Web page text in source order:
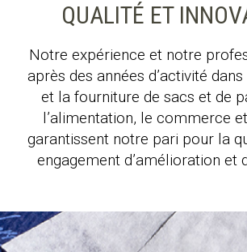
QUALITÉ ET
Notre expérience et notre
après des années d’activité
et la fourniture de sacs et de
l’alimentation, le commerce
garantissent notre pari pour la
engagement d’amélioration et